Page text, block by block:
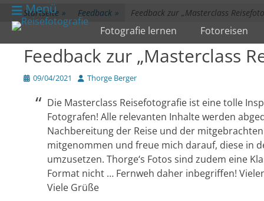
zum
Inhalt
überspringen
Menü
PrimärmenüFotografie lernen Fotoreisen
Startseite » Feedback » Feedback zur „Masterclass
Feedback zur „Masterclass
Veröffentlicht
09/04/2021 Author
Thorge Berger
Die Masterclass Reisefotografie ist eine tolle
Fotografen! Alle relevanten Inhalte werden
Nachbereitung der Reise und der
mitgenommen und freue mich darauf, diese in
umzusetzen. Thorge‘s Fotos sind zudem eine
Format nicht … Fernweh daher inbegriffen!
Viele Grüße